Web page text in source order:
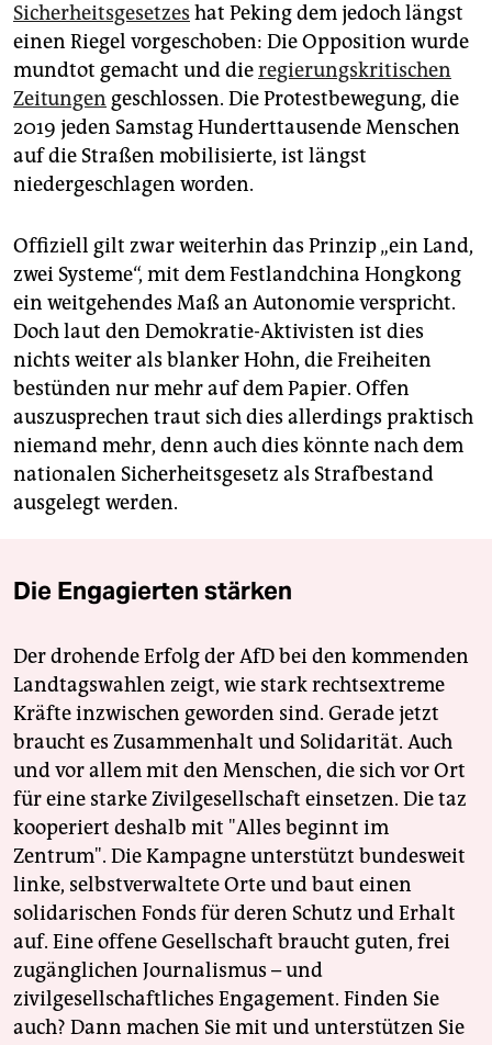
Sicherheitsgesetzes hat Peking dem jedoch längst
einen Riegel vorgeschoben: Die Opposition wurde
mundtot gemacht und dieregierungskritischen
Zeitungen geschlossen. Die Protestbewegung, die
2019 jeden Samstag Hunderttausende Menschen
auf die Straßen mobilisierte, ist längst
niedergeschlagen worden.
Offiziell gilt zwar weiterhin das Prinzip „ein Land,
zwei Systeme“, mit dem Festlandchina Hongkong
ein weitgehendes Maß an Autonomie verspricht.
Doch laut den Demokratie-Aktivisten ist dies
nichts weiter als blanker Hohn, die Freiheiten
bestünden nur mehr auf dem Papier. Offen
auszusprechen traut sich dies allerdings praktisch
niemand mehr, denn auch dies könnte nach dem
nationalen Sicherheitsgesetz als Strafbestand
ausgelegt werden.
Die Engagierten stärken
Der drohende Erfolg der AfD bei den kommenden
Landtagswahlen zeigt, wie stark rechtsextreme
Kräfte inzwischen geworden sind. Gerade jetzt
braucht es Zusammenhalt und Solidarität. Auch
und vor allem mit den Menschen, die sich vor Ort
für eine starke Zivilgesellschaft einsetzen. Die taz
kooperiert deshalb mit "Alles beginnt im
Zentrum". Die Kampagne unterstützt bundesweit
linke, selbstverwaltete Orte und baut einen
solidarischen Fonds für deren Schutz und Erhalt
auf. Eine offene Gesellschaft braucht guten, frei
zugänglichen Journalismus – und
zivilgesellschaftliches Engagement. Finden Sie
auch? Dann machen Sie mit und unterstützen Sie